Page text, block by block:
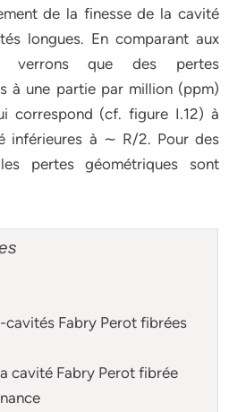
de la finesse de la cavité
longues. En comparant aux
verrons que des pertes
à une partie par million (ppm)
correspond (cf. figure I.12) à
inférieures à ∼ R/2. Pour des
pertes géométriques sont
Fabry Perot fibrées
cavité Fabry Perot fibrée